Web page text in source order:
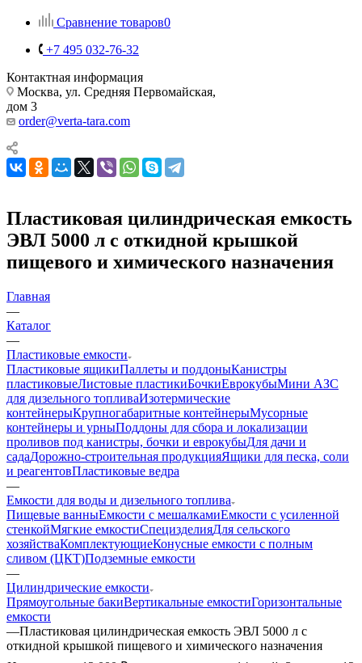
Сравнение товаров0
+7 495 032-76-32
Контактная информация
Москва, ул. Средняя Первомайская,
дом 3
order@verta-tara.com
Пластиковая цилиндрическая емкость
ЭВЛ 5000 л с откидной крышкой
пищевого и химического назначения
Главная
—
Каталог
—
Пластиковые емкости
Пластиковые ящикиПаллеты и поддоныКанистры
пластиковыеЛистовые пластикиБочкиЕврокубыМини АЗС
для дизельного топливаИзотермические
контейнерыКрупногабаритные контейнерыМусорные
контейнеры и урныПоддоны для сбора и локализации
проливов под канистры, бочки и еврокубыДля дачи и
садаДорожно-строительная продукцияЯщики для песка, соли
и реагентовПластиковые ведра
—
Емкости для воды и дизельного топлива
Пищевые ванныЕмкости с мешалкамиЕмкости с усиленной
стенкойМягкие емкостиСпецизделияДля сельского
хозяйстваКомплектующиеКонусные емкости с полным
сливом (ЦКТ)Подземные емкости
—
Цилиндрические емкости
Прямоугольные бакиВертикальные емкостиГоризонтальные
емкости
—Пластиковая цилиндрическая емкость ЭВЛ 5000 л с
откидной крышкой пищевого и химического назначения